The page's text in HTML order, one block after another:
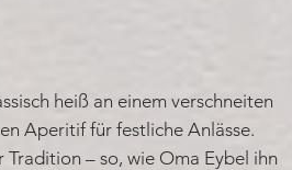
heiß an einem verschneiten
Aperitif für festliche Anlässe.
Tradition – so, wie Oma Eybel ihn